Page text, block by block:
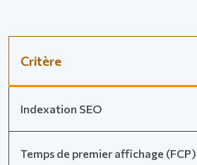
Critère
Indexation SEO
Temps de premier affichage (FCP)